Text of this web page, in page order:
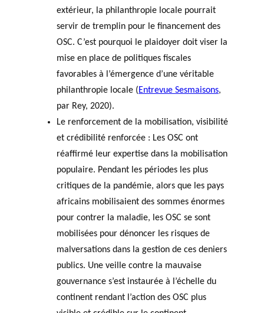
extérieur, la philanthropie locale pourrait
servir de tremplin pour le financement des
OSC. C’est pourquoi le plaidoyer doit viser la
mise en place de politiques fiscales
favorables à l’émergence d’une véritable
philanthropie locale (Entrevue Sesmaisons,
par Rey, 2020).
Le renforcement de la mobilisation, visibilité
et crédibilité renforcée : Les OSC ont
réaffirmé leur expertise dans la mobilisation
populaire. Pendant les périodes les plus
critiques de la pandémie, alors que les pays
africains mobilisaient des sommes énormes
pour contrer la maladie, les OSC se sont
mobilisées pour dénoncer les risques de
malversations dans la gestion de ces deniers
publics. Une veille contre la mauvaise
gouvernance s’est instaurée à l’échelle du
continent rendant l’action des OSC plus